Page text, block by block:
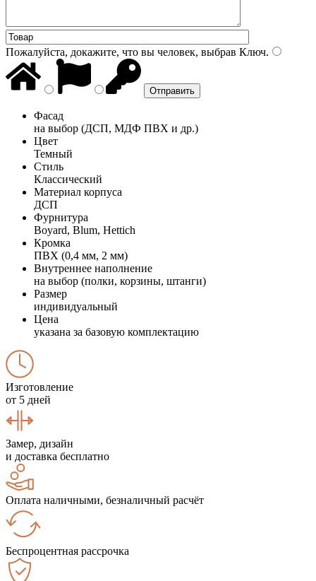
Пожалуйста, докажите, что вы человек, выбрав Ключ.
Фасад
на выбор (ДСП, МДФ ПВХ и др.)
Цвет
Темный
Стиль
Классический
Материал корпуса
ДСП
Фурнитура
Boyard, Blum, Hettich
Кромка
ПВХ (0,4 мм, 2 мм)
Внутреннее наполнение
на выбор (полки, корзины, штанги)
Размер
индивидуальный
Цена
указана за базовую комплектацию
Изготовление
от 5 дней
Замер, дизайн
и доставка бесплатно
Оплата наличными, безналичный расчёт
Беспроцентная рассрочка